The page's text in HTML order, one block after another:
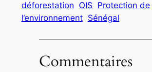
déforestation OIS Protection de
l’environnement Sénégal
Commentaires